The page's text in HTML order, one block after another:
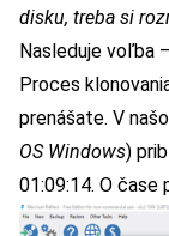
disku, treba si
Nasleduje voľba –
Proces
prenášate. V
OS Windows)
01:09:14. O čase